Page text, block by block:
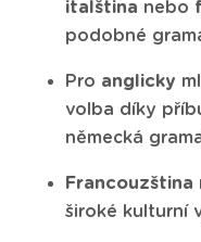
italština nebo
podobné
Pro anglicky
volba díky
německá
Francouzština
široké kulturní